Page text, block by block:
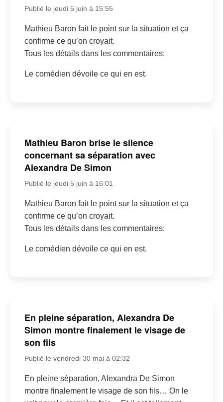
Publié le jeudi 5 juin à 15:55
Mathieu Baron fait le point sur la situation et ça
confirme ce qu’on croyait.
Tous les détails dans les commentaires:
Le comédien dévoile ce qui en est.
Mathieu Baron brise le silence
concernant sa séparation avec
Alexandra De Simon
Publié le jeudi 5 juin à 16:01
Mathieu Baron fait le point sur la situation et ça
confirme ce qu’on croyait.
Tous les détails dans les commentaires:
Le comédien dévoile ce qui en est.
En pleine séparation, Alexandra De
Simon montre finalement le visage de
son fils
Publié le vendredi 30 mai à 02:32
En pleine séparation, Alexandra De Simon
montre finalement le visage de son fils… On le